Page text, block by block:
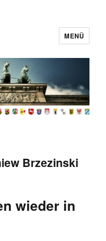
MENÜ
Brzezinski
wieder in